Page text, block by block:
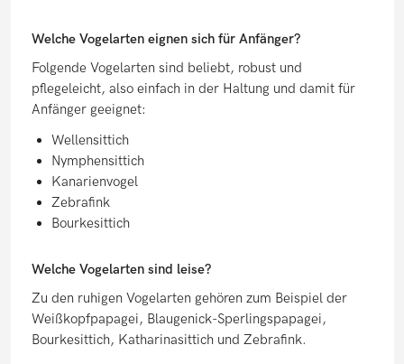
Welche Vogelarten eignen sich für Anfänger?
Folgende Vogelarten sind beliebt, robust und
pflegeleicht, also einfach in der Haltung und damit für
Anfänger geeignet:
Wellensittich
Nymphensittich
Kanarienvogel
Zebrafink
Bourkesittich
Welche Vogelarten sind leise?
Zu den ruhigen Vogelarten gehören zum Beispiel der
Weißkopfpapagei, Blaugenick-Sperlingspapagei,
Bourkesittich, Katharinasittich und Zebrafink.